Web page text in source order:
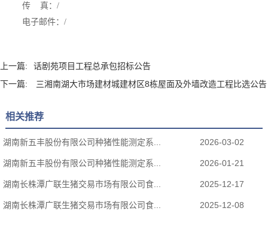
传
真： /
电子邮件： /
上一篇:
话剧苑项目工程总承包招标公告
下一篇:
三湘南湖大市场建材城建材区8栋屋面及外墙改造工程比选公告
相关推荐
湖南新五丰股份有限公司种猪性能测定系... 2026-03-02
湖南新五丰股份有限公司种猪性能测定系... 2026-01-21
湖南长株潭广联生猪交易市场有限公司食... 2025-12-17
湖南长株潭广联生猪交易市场有限公司食... 2025-12-08